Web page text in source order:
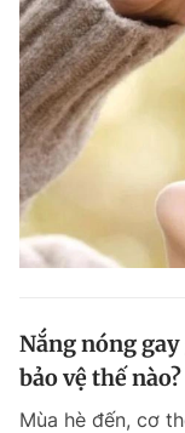
Tin thị trường
Video
Sản phẩm khác
Tiện ích
Thông tin tòa
Đăng xuất
Nắng nóng
bảo vệ thế nào?
Mùa hè đến, cơ